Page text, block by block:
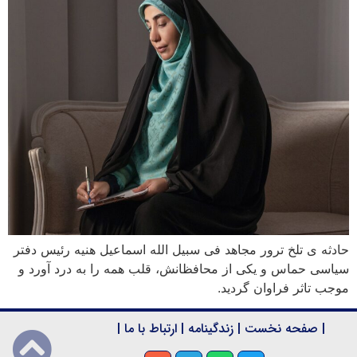
حادثه ی تلخ ترور مجاهد فی سبیل الله اسماعیل هنیه رئیس دفتر
سیاسی حماس و یکی از محافظانش، قلب همه را به درد آورد و
موجب تاثر فراوان گردید.
| صفحه نخست | زندگینامه | ارتباط با ما |